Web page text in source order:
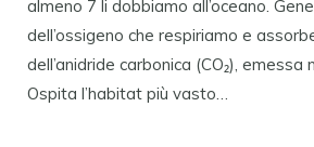
almeno 7 li dobbiamo all’oceano.
dell’ossigeno che respiriamo e
dell’anidride carbonica (CO₂), emessa
Ospita l’habitat più vasto…